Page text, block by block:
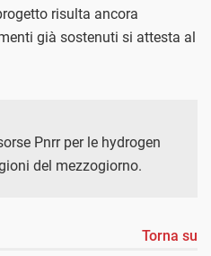
risulta ancora
già sostenuti si attesta al
Pnrr per le hydrogen
del mezzogiorno.
Torna su